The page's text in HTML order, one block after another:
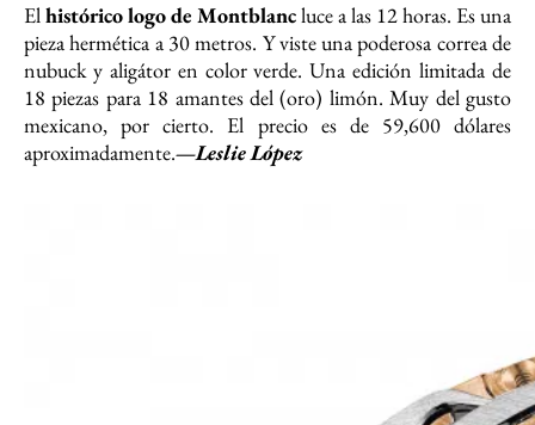
Elhistórico logo de Montblancluce a las 12 horas. Es una
pieza hermética a 30 metros. Y viste una poderosa correa de
nubuck y aligátor en color verde. Una edición limitada de
18 piezas para 18 amantes del (oro) limón. Muy del gusto
mexicano, por cierto. El precio es de 59,600 dólares
aproximadamente.—Leslie López